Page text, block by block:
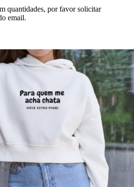
quantidades, por favor solicitar
email.